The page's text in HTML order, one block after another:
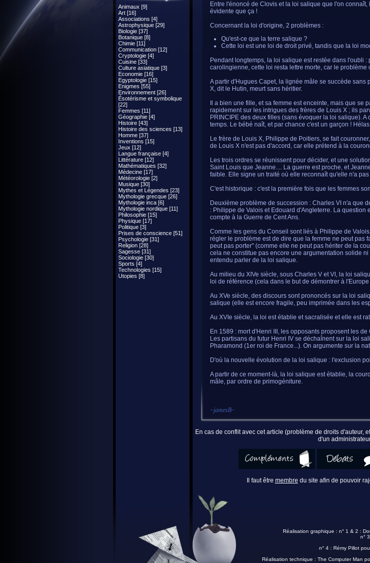
Animaux [9]
Art [16]
Associations [4]
Astrophysique [29]
Biologie [37]
Botanique [8]
Chimie [11]
Communication [12]
Cryptologie [4]
Cuisine [33]
Culture asiatique [3]
Economie [16]
Egyptologie [15]
Enigmes [55]
Environnement [26]
Ésotérisme et symbolique
[22]
Femmes [11]
Géographie [4]
Histoire [43]
Histoire des sciences [13]
Homme [37]
Inventions [15]
Jeux [12]
Langue française [4]
Littérature [12]
Mathématiques [32]
Médecine [17]
Météorologie [2]
Musique [30]
Mythes et Légendes [23]
Mythologie grecque [26]
Mythologie inca [6]
Mythologie nordique [11]
Philosophie [15]
Physique [17]
Politique [3]
Prises de conscience [51]
Psychologie [31]
Religion [28]
Sagesse [31]
Sociologie [30]
Sports [4]
Technologies [15]
Utopies [8]
Entre l'énoncé de Clovis et la loi salique que l'on
évidente que ça !
Concernant la loi d'origine, 2 problèmes :
Qu'est-ce que la terre salique ?
Cette loi est une loi de droit privé, tandis que la loi
Pendant longtemps, la loi salique est restée dans l'oubli
carolingienne, cette loi resta lettre morte, car le
A partir d'Hugues Capet, la lignée mâle se succède
X, dit le Hutin, meurt sans héritier.
Il a bien une fille, et sa femme est enceinte, mais que se
rapidement sur les intrigues des frères de Louis X ; ils
PRINCIPE des deux filles (sans évoquer la loi salique).
temps. Le bébé naît, et par chance c'est un garçon !
Le frère de Louis X, Philippe de Poitiers, se fait
de Louis X n'est pas d'accord, car elle prétend à la
Les trois ordres se réunissent pour décider, et une
Saint Louis que Jeanne.... La guerre est proche, et
faible. Elle signe un traité où elle reconnaît qu'elle n'a
C'est historique : c'est la première fois que les femmes
Deuxième problème de succession : Charles VI n'a que
: Philippe de Valois et Edouard d'Angleterre. La question
compte à la Guerre de Cent Ans.
Comme les gens du Conseil sont liés à Philippe de
régler le problème est de dire que la femme ne peut pas
peut pas porter" (comme elle ne peut pas hériter de la
cela ne constitue pas encore une argumentation solide
entendu parler de la loi salique.
Au milieu du XIVe siècle, sous Charles V et VI, la loi
loi de référence (cela dans le but de démontrer à
Au XVe siècle, des discours sont prononcés sur la loi
salique (elle est encore fragile, peu imprimée dans les
Au XVIe siècle, la loi est établie et sacralisée et elle est
En 1589 : mort d'Henri III, les opposants proposent les
Les partisans du futur Henri IV se déchaînent sur la loi
Pharamond (1er roi de France...). On argumente sur la
D'où la nouvelle évolution de la loi salique : l'exclusion
A partir de ce moment-là, la loi salique est établie, la
mâle, par ordre de primogéniture.
~jamesB~
En cas de conflit avec cet article (problème de droits d'auteur,
d'un
Il faut être membre du site afin de pouvoir
Réalisation graphique : n° 1 & 2 :
n°
n° 4 : Rémy Pillot
Réalisation technique : The Computer Man